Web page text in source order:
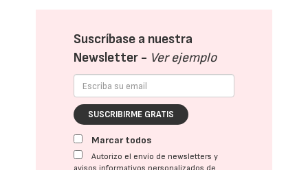
Suscríbase a nuestra
Newsletter - Ver ejemplo
SUSCRIBIRME GRATIS
Marcar todos
Autorizo el envío de newsletters y